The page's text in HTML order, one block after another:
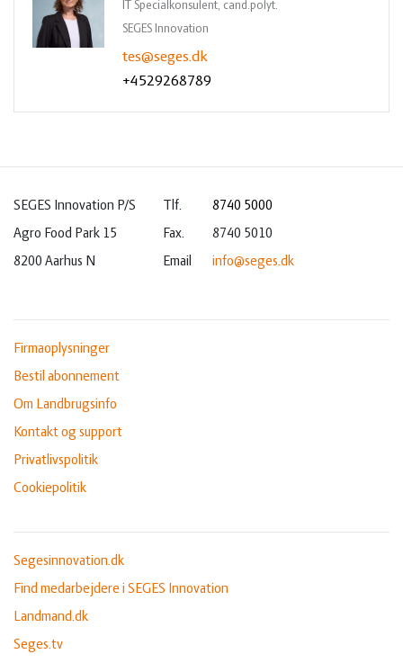
IT Specialkonsulent, cand.polyt.
SEGES Innovation
tes@seges.dk
+4529268789
SEGES Innovation P/S
Agro Food Park 15
8200 Aarhus N
Tlf.
8740 5000
Fax.
8740 5010
Email
info@seges.dk
Firmaoplysninger
Bestil abonnement
Om Landbrugsinfo
Kontakt og support
Privatlivspolitik
Cookiepolitik
Segesinnovation.dk
Find medarbejdere i SEGES Innovation
Landmand.dk
Seges.tv